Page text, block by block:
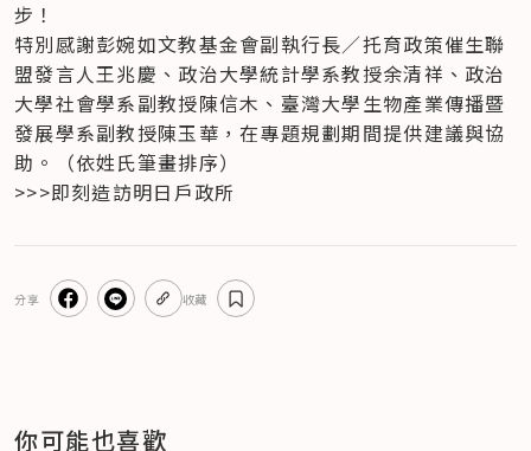
步！
特別感謝彭婉如文教基金會副執行長／托育政策催生聯
盟發言人王兆慶、政治大學統計學系教授余清祥、政治
大學社會學系副教授陳信木、臺灣大學生物產業傳播暨
發展學系副教授陳玉華，在專題規劃期間提供建議與協
助。（依姓氏筆畫排序）
>>>即刻造訪明日戶政所
分享 收藏
你可能也喜歡